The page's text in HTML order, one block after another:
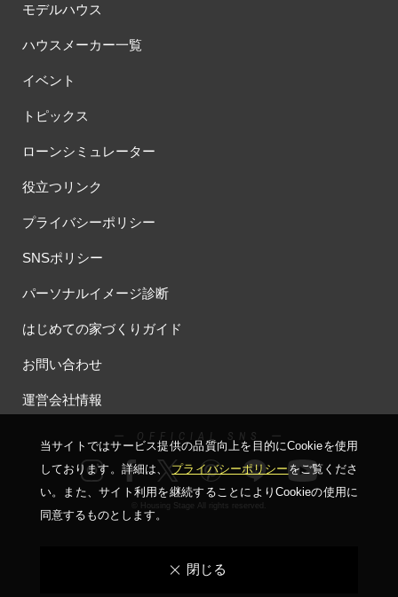
モデルハウス
ハウスメーカー一覧
イベント
トピックス
ローンシミュレーター
役立つリンク
プライバシーポリシー
SNSポリシー
パーソナルイメージ診断
はじめての家づくりガイド
お問い合わせ
運営会社情報
ー OFFICIAL SNS ー
© Housing Stage All rights reserved.
当サイトではサービス提供の品質向上を⽬的にCookieを使⽤
しております。詳細は、プライバシーポリシーをご覧くださ
い。
また、サイト利⽤を継続することによりCookieの使⽤に
同意するものとします。
閉じる